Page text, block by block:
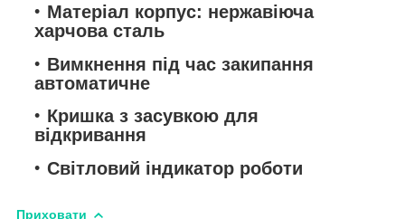
Матеріал корпус: нержавіюча
харчова сталь
Вимкнення під час закипання
автоматичне
Кришка з засувкою для
відкривання
Світловий індикатор роботи
Приховати